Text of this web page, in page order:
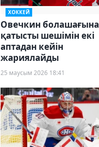
ХОККЕЙ
Овечкин болашағына
қатысты шешімін екі
аптадан кейін
жариялайды
25 маусым 2026 18:41